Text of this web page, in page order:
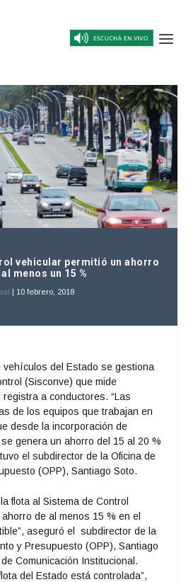
vehicular permitió un ahorro
menos un 15 %
| 10 febrero, 2018
vehículos del Estado se gestiona
(Sisconve) que mide
a conductores. “Las
de los equipos que trabajan en
desde la incorporación de
genera un ahorro del 15 al 20 %
el subdirector de la Oficina de
(OPP), Santiago Soto.
flota al Sistema de Control
de al menos 15 % en el
aseguró el subdirector de la
y Presupuesto (OPP), Santiago
Comunicación Institucional.
del Estado está controlada”,